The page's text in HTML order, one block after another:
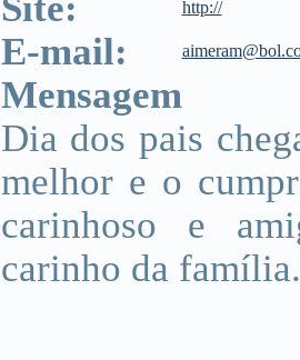
http://
E-mail:
Mensagem
Dia dos pais
melhor e o
carinhoso e
carinho da família.